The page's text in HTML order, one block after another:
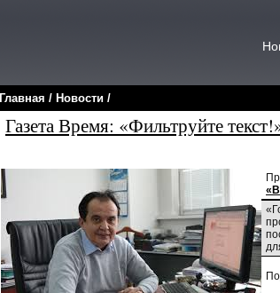
Главная / Новости /
Газета Время: «Фильтруйте